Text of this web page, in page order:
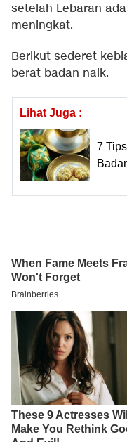
setelah Lebaran
meningkat.
Berikut sederet
berat badan naik.
Lihat Juga :
7